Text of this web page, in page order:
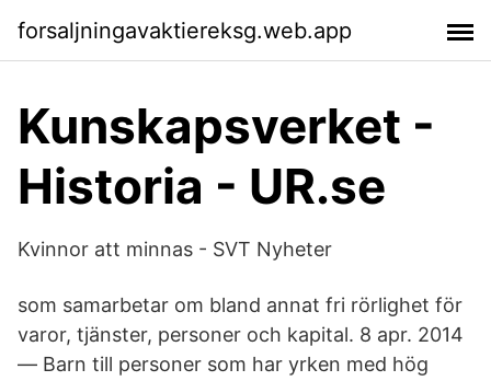
forsaljningavaktiereksg.web.app
Kunskapsverket -
Historia - UR.se
Kvinnor att minnas - SVT Nyheter
som samarbetar om bland annat fri rörlighet för
varor, tjänster, personer och kapital. 8 apr. 2014
— Barn till personer som har yrken med hög